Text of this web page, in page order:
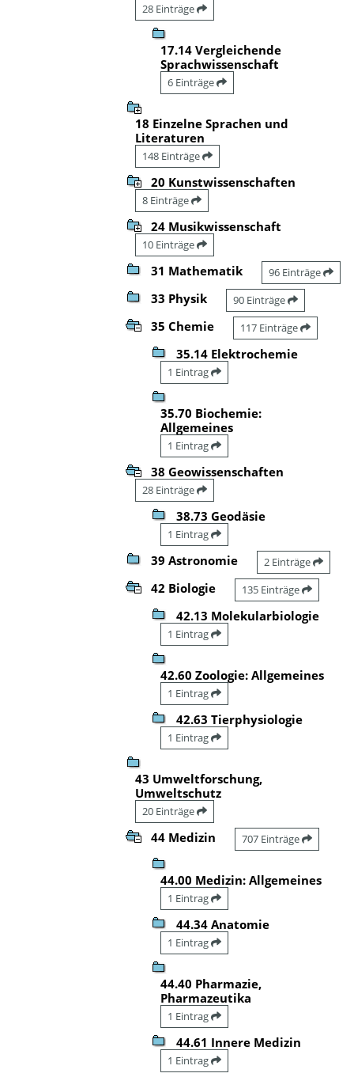
28 Einträge
17.14 Vergleichende
Sprachwissenschaft
6 Einträge
18 Einzelne Sprachen und
Literaturen
148 Einträge
20 Kunstwissenschaften
8 Einträge
24 Musikwissenschaft
10 Einträge
31 Mathematik 96 Einträge
33 Physik 90 Einträge
35 Chemie 117 Einträge
35.14 Elektrochemie
1 Eintrag
35.70 Biochemie:
Allgemeines
1 Eintrag
38 Geowissenschaften
28 Einträge
38.73 Geodäsie
1 Eintrag
39 Astronomie 2 Einträge
42 Biologie 135 Einträge
42.13 Molekularbiologie
1 Eintrag
42.60 Zoologie: Allgemeines
1 Eintrag
42.63 Tierphysiologie
1 Eintrag
43 Umweltforschung,
Umweltschutz
20 Einträge
44 Medizin 707 Einträge
44.00 Medizin: Allgemeines
1 Eintrag
44.34 Anatomie
1 Eintrag
44.40 Pharmazie,
Pharmazeutika
1 Eintrag
44.61 Innere Medizin
1 Eintrag